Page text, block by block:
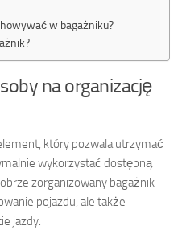
w bagażniku?
na organizację
który pozwala utrzymać
wykorzystać dostępną
zorganizowany bagażnik
pojazdu, ale także
jazdy.